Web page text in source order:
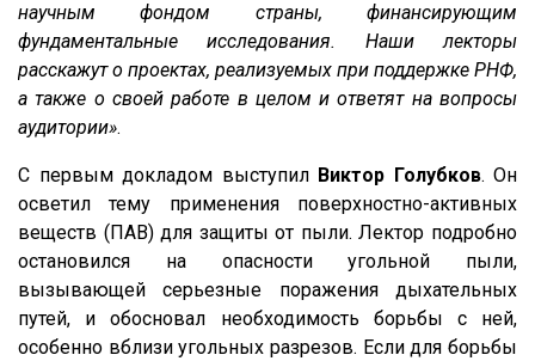
научным фондом страны, финансирующим
фундаментальные исследования. Наши лекторы
расскажут о проектах, реализуемых при поддержке РНФ,
а также о своей работе в целом и ответят на вопросы
аудитории».
С первым докладом выступил Виктор Голубков. Он
осветил тему применения поверхностно-активных
веществ (ПАВ) для защиты от пыли. Лектор подробно
остановился на опасности угольной пыли,
вызывающей серьезные поражения дыхательных
путей, и обосновал необходимость борьбы с ней,
особенно вблизи угольных разрезов. Если для борьбы